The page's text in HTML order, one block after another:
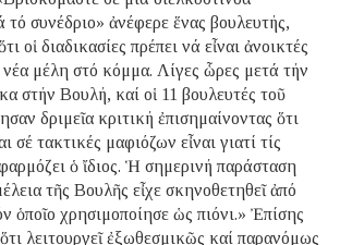
τό συνέδριο» ἀνέφερε ἕνας βουλευτής,
οἱ διαδικασίες πρέπει νά εἶναι ἀνοικτές
μέλη στό κόμμα. Λίγες ὧρες μετά τήν
στήν Βουλή, καί οἱ 11 βουλευτές τοῦ
δριμεῖα κριτική ἐπισημαίνοντας ὅτι
σέ τακτικές μαφιόζων εἶναι γιατί τίς
ὁ ἴδιος. Ἡ σημερινή παράσταση
τῆς Βουλῆς εἶχε σκηνοθετηθεῖ ἀπό
ὁποῖο χρησιμοποίησε ὡς πιόνι.» Ἐπίσης
λειτουργεῖ ἐξωθεσμικῶς καί παρανόμως